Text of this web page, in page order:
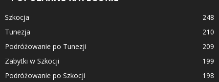
Szkocja
248
Tunezja
210
Podróżowanie po Tunezji
209
Zabytki w Szkocji
199
Podróżowanie po Szkocji
198